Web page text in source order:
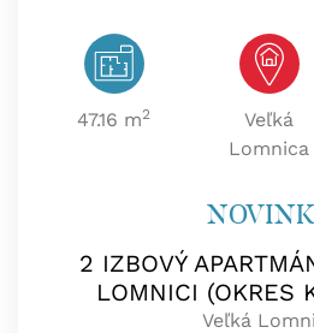
47.16 m2
Veľká
Lomnica
2 IZBOVÝ
LOMNICI (OKRES
Veľká